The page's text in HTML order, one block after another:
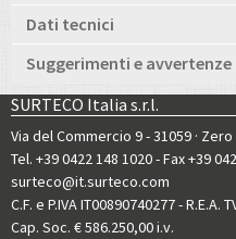
Dati tecnici
Suggerimenti e avvertenze
SURTECO Italia s.r.l.
Via del Commercio 9 - 31059 ·
Tel. +39 0422 148 1020- Fax +39
surteco@it.surteco.com
C.F. e P.IVA IT00890740277 - R.E.A.
Cap. Soc. € 586.250,00 i.v.